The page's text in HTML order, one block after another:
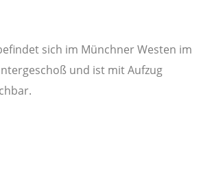
sich im Münchner Westen im
und ist mit Aufzug